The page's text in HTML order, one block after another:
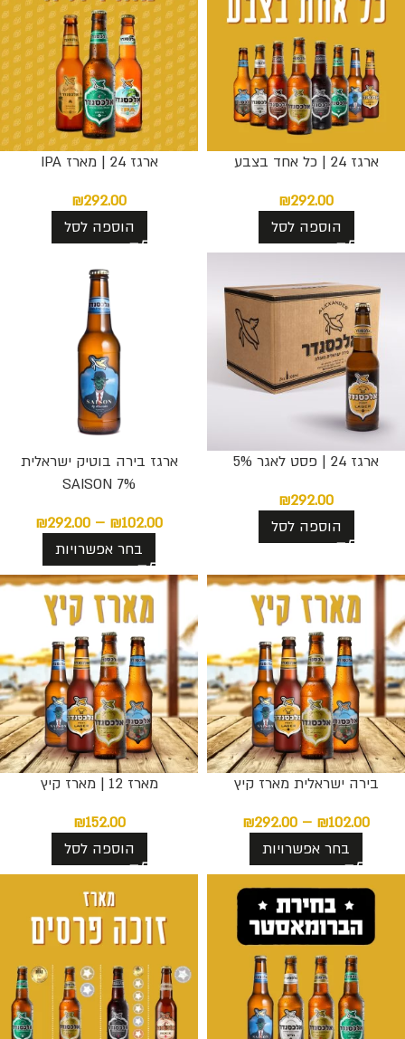
ארגז 24 | כל אחד בצבע
₪292.00
הוספה לסל
ארגז 24 | מארז IPA
₪292.00
הוספה לסל
ארגז 24 | פסט לאגר 5%
₪292.00
הוספה לסל
ארגז בירה בוטיק ישראלית
SAISON 7%
₪102.00
–
₪292.00
בחר אפשרויות
בירה ישראלית מארז קיץ
₪102.00
–
₪292.00
בחר אפשרויות
מארז 12 | מארז קיץ
₪152.00
הוספה לסל